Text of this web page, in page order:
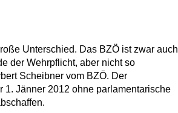
Unterschied. Das BZÖ ist zwar auch
der Wehrpflicht, aber nicht so
Scheibner vom BZÖ. Der
1. Jänner 2012 ohne parlamentarische